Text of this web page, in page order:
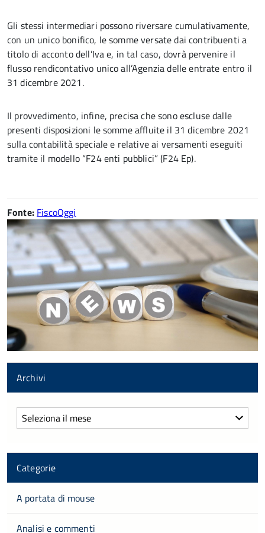
Gli stessi intermediari possono riversare cumulativamente,
con un unico bonifico, le somme versate dai contribuenti a
titolo di acconto dell’Iva e, in tal caso, dovrà pervenire il
flusso rendicontativo unico all’Agenzia delle entrate entro il
31 dicembre 2021.
Il provvedimento, infine, precisa che sono escluse dalle
presenti disposizioni le somme affluite il 31 dicembre 2021
sulla contabilità speciale e relative ai versamenti eseguiti
tramite il modello “F24 enti pubblici” (F24 Ep).
Fonte: FiscoOggi
Archivi
Archivi
Categorie
A portata di mouse
Analisi e commenti